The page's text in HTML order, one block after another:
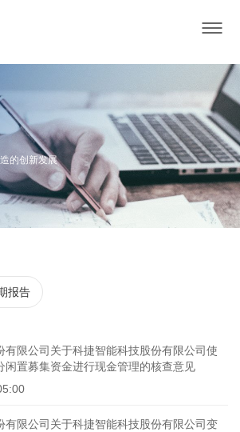
的创新发展
报告
有限公司关于科捷智能科技股份有限公司使
闲置募集资金进行现金管理的核查意见
有限公司关于科捷智能科技股份有限公司变